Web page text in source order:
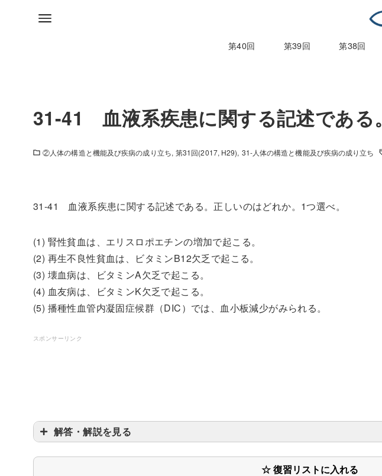
第40回 第39回 第38回
31-41 血液系疾患に関する記述である。
②人体の構造と機能及び疾病の成り立ち 第31回(2017, H29) 31-人体の構造と機能及び疾病の成り立ち
31-41 血液系疾患に関する記述である。正しいのはどれか。1つ選べ。
(1) 腎性貧血は、エリスロポエチンの増加で起こる。
(2) 再生不良性貧血は、ビタミンB12欠乏で起こる。
(3) 壊血病は、ビタミンA欠乏で起こる。
(4) 血友病は、ビタミンK欠乏で起こる。
(5) 播種性血管内凝固症候群（DIC）では、血小板減少がみられる。
スポンサーリンク
解答・解説を見る
☆ 復習リストに入れる